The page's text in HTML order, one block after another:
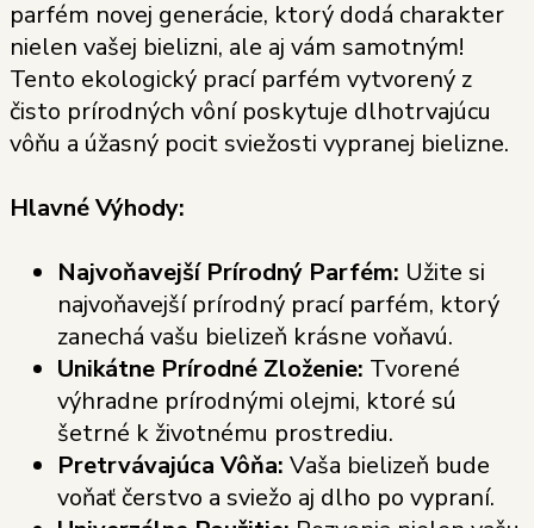
parfém novej generácie, ktorý dodá charakter
nielen vašej bielizni, ale aj vám samotným!
Tento ekologický prací parfém vytvorený z
čisto prírodných vôní poskytuje dlhotrvajúcu
vôňu a úžasný pocit sviežosti vypranej bielizne.
Hlavné Výhody:
Najvoňavejší Prírodný Parfém: Užite si
najvoňavejší prírodný prací parfém, ktorý
zanechá vašu bielizeň krásne voňavú.
Unikátne Prírodné Zloženie: Tvorené
výhradne prírodnými olejmi, ktoré sú
šetrné k životnému prostrediu.
Pretrvávajúca Vôňa: Vaša bielizeň bude
voňať čerstvo a sviežo aj dlho po vypraní.